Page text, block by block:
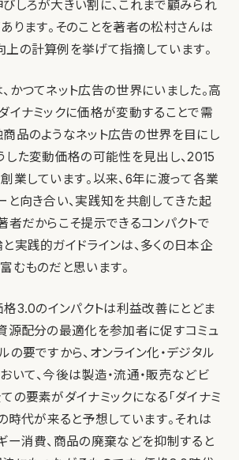
しろが大きい割に、これまで顧みられ
ります。そのことを著者の松村さんは
の計算例を挙げて指摘しています。
かつてネット広告の世界にいました。高
イナミックに価格が変動することで需
品のようなネット広告の世界を目にし
した変動価格の可能性を見出し、2015
業しています。以来、6年に渡って各業
と向き合い、実践知を共創してきた起
者だからこそ提示できるコンパクトで
実践的ガイドラインは、多くの日本企
むものだと思います。
3.0のインパクトは利益改善にとどま
源配分の最適化を参加者に促すコミュ
の要ですから、オンライン化・デジタル
いて、今後は製造・流通・販売などビ
の要素がダイナミックになる「ダイナミ
の時代が来ると予想しています。それは
ー消費、商品の廃棄などを抑制すると